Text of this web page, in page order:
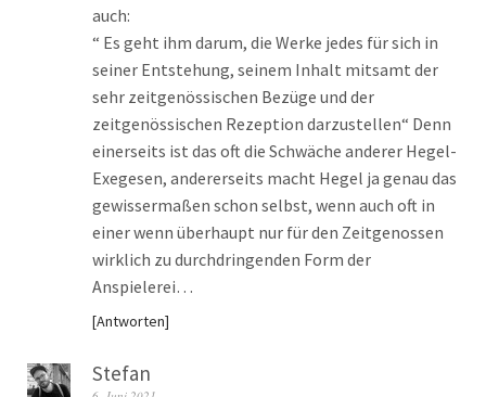
auch:
“ Es geht ihm darum, die Werke jedes für sich in
seiner Entstehung, seinem Inhalt mitsamt der
sehr zeitgenössischen Bezüge und der
zeitgenössischen Rezeption darzustellen“ Denn
einerseits ist das oft die Schwäche anderer Hegel-
Exegesen, andererseits macht Hegel ja genau das
gewissermaßen schon selbst, wenn auch oft in
einer wenn überhaupt nur für den Zeitgenossen
wirklich zu durchdringenden Form der
Anspielerei…
Antworten
Stefan